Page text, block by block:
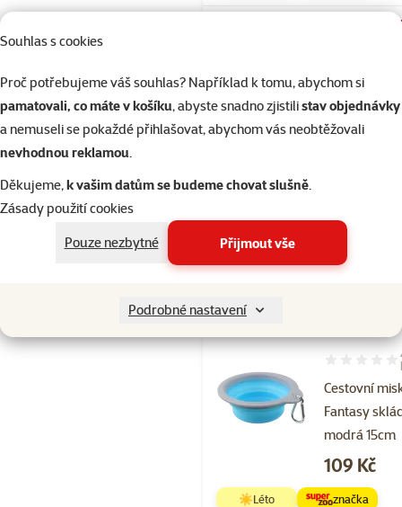
Souhlas s cookies
Proč potřebujeme váš souhlas? Například k tomu, abychom si
pamatovali, co máte v košíku, abyste snadno zjistilistav objednávky
a nemuseli se pokaždé přihlašovat, abychom vás neobtěžovali
nevhodnou reklamou.
Děkujeme,k vašim datům se budeme chovat slušně.
Zásady použití cookies
Pouze nezbytné
Přijmout vše
Podrobné nastavení
Cestovní
Hodnocení
značka
Cestovní
Fantasy
modrá 15cm
Hodnocení
Cena
109 Kč
☀️Léto značka